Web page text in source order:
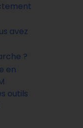
avez
?
en
outils